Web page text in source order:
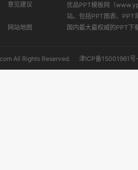
意见建议
网站地图
优品PPT模板网（
站。包括PPT图表、PPT
国内最大最权威的PPT下
All Rights Reserved. 津ICP备15001961号